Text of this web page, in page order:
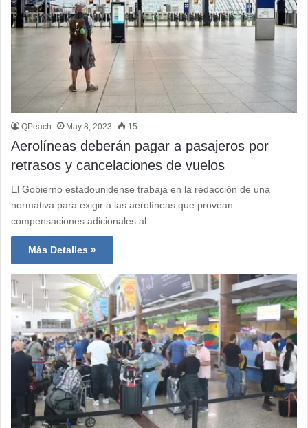
QPeach May 8, 2023 15
Aerolíneas deberán pagar a pasajeros por
retrasos y cancelaciones de vuelos
El Gobierno estadounidense trabaja en la redacción de una
normativa para exigir a las aerolíneas que provean
compensaciones adicionales al…
Más Detalles »